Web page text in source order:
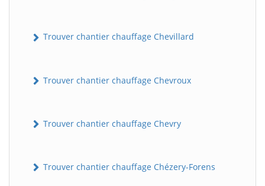
Trouver chantier chauffage Chevillard
Trouver chantier chauffage Chevroux
Trouver chantier chauffage Chevry
Trouver chantier chauffage Chézery-Forens